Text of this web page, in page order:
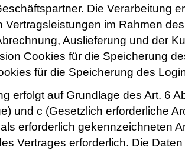
Die Verarbeitung
Vertragsleistungen im Rahmen
Auslieferung und der
Cookies für die Speicherung
für die Speicherung des
erfolgt auf Grundlage des Art. 6
und c (Gesetzlich erforderliche
erforderlich gekennzeichneten
Vertrages erforderlich. Die